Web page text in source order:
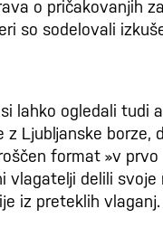
o pričakovanjih
so sodelovali
lahko ogledali tudi
z Ljubljanske borze,
format »v prvo
vlagatelji delili svoje
iz preteklih vlaganj.